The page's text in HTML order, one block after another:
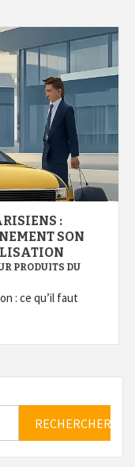
:
SON
PRODUITS DU
: ce qu’il faut